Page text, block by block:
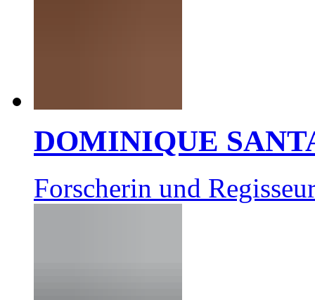
DOMINIQUE
Forscherin und